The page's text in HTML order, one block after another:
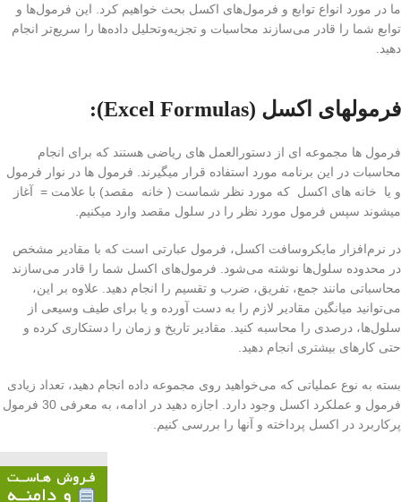
ما در مورد انواع توابع و فرمول‌های اکسل بحث خواهیم کرد. این فرمول‌ها و
توابع شما را قادر می‌سازند محاسبات و تجزیه‌وتحلیل داده‌ها را سریع‌تر انجام
دهید.
فرمولهای اکسل (Excel Formulas):
فرمول ها مجموعه ای از دستورالعمل های ریاضی هستند که برای انجام
محاسبات در این برنامه مورد استفاده قرار میگیرند. فرمول ها در نوار فرمول
و یا خانه های اکسل که مورد نظر شماست ( خانه مقصد) با علامت = آغاز
میشوند سپس فرمول مورد نظر را در سلول مقصد وارد میکنیم.
در نرم‌افزار مایکروسافت اکسل، فرمول عبارتی است که با مقادیر مشخص
در محدوده سلول‌ها نوشته می‌شود. فرمول‌های اکسل شما را قادر می‌سازند
محاسباتی مانند جمع، تفریق، ضرب و تقسیم را انجام دهید. علاوه بر این،
می‌توانید میانگین‌ مقادیر لازم را به دست آورده و یا برای طیف وسیعی از
سلول‌ها، درصدی را محاسبه کنید. مقادیر تاریخ و زمان را دستکاری کرده و
حتی کارهای بیشتری انجام دهید.
بسته به نوع عملیاتی که می‌خواهید روی مجموعه داده انجام دهید، تعداد زیادی
فرمول و عملکرد اکسل وجود دارد. اجازه دهید در ادامه، به معرفی 30 فرمول
پرکاربرد در اکسل پرداخته و آنها را بررسی کنیم.